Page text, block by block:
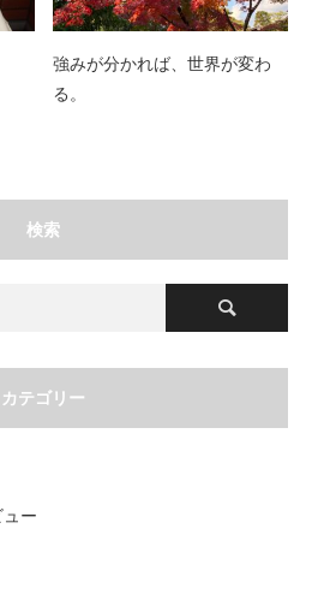
強みが分かれば、世界が変わ
る。
検索
カテゴリー
ー